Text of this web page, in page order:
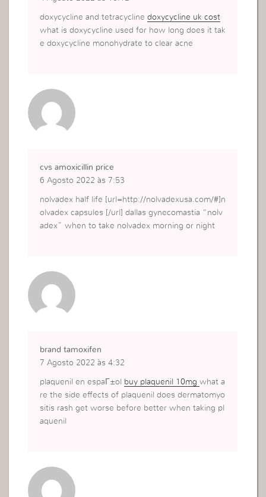
doxycycline and tetracyclinedoxycycline uk cost
what is doxycycline used for how long does it tak
e doxycycline monohydrate to clear acne
cvs amoxicillin price
6 Agosto 2022 às 7:53
nolvadex half life [url=http://nolvadexusa.com/#]n
olvadex capsules [/url] dallas gynecomastia “nolv
adex” when to take nolvadex morning or night
brand tamoxifen
7 Agosto 2022 às 4:32
plaquenil en espaГ±ol buy plaquenil 10mgwhat a
re the side effects of plaquenil does dermatomyo
sitis rash get worse before better when taking pl
aquenil